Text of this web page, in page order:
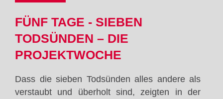
FÜNF TAGE - SIEBEN
TODSÜNDEN – DIE
PROJEKTWOCHE
Dass die sieben Todsünden alles andere als
verstaubt und überholt sind, zeigten in der